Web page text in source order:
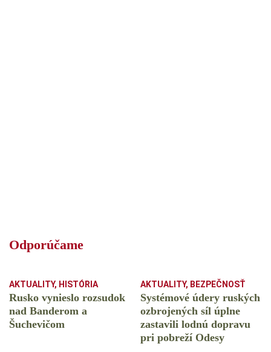
Odporúčame
AKTUALITY, HISTÓRIA
Rusko vynieslo rozsudok
nad Banderom a
Šuchevičom
AKTUALITY, BEZPEČNOSŤ
Systémové údery ruských
ozbrojených síl úplne
zastavili lodnú dopravu
pri pobreží Odesy